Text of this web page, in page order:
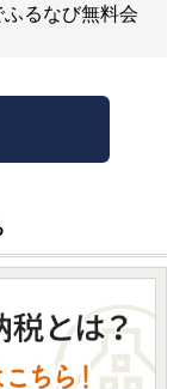
るなび無料会